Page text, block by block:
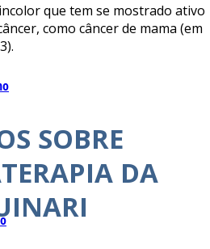
que tem se mostrado ativo
como câncer de mama (em
SOBRE
DA